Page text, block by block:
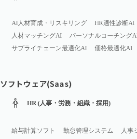
AI人材育成・リスキリング HR適性診断AI
人材マッチングAI
パーソナルコーチング
サプライチェーン最適化AI
価格最適化AI
ソフトウェア(Saas)
HR (人事・労務・組織・採用)
給与計算ソフト 勤怠管理システム
人事